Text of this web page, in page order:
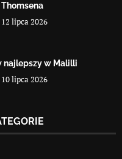
12 lipca 2026
najlepszy w Malilli
10 lipca 2026